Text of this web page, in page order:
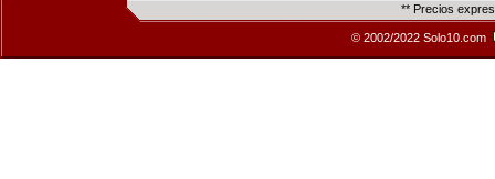
** Precios
© 2002/2022 Solo10.com